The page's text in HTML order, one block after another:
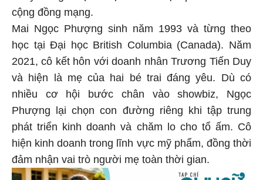
cộng đồng mạng.
Mai Ngọc Phượng sinh năm 1993 và từng theo
học tại Đại học British Columbia (Canada). Năm
2021, cô kết hôn với doanh nhân Trương Tiến Duy
và hiện là mẹ của hai bé trai đáng yêu. Dù có
nhiều cơ hội bước chân vào showbiz, Ngọc
Phượng lại chọn con đường riêng khi tập trung
phát triển kinh doanh và chăm lo cho tổ ấm. Cô
hiện kinh doanh trong lĩnh vực mỹ phẩm, đồng thời
đảm nhận vai trò người mẹ toàn thời gian.